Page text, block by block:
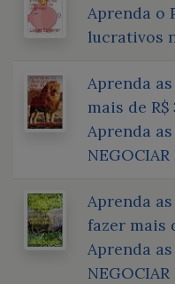
Aprenda o
lucrativos
Aprenda
mais de
Aprenda as
Aprenda
fazer mais
Aprenda as